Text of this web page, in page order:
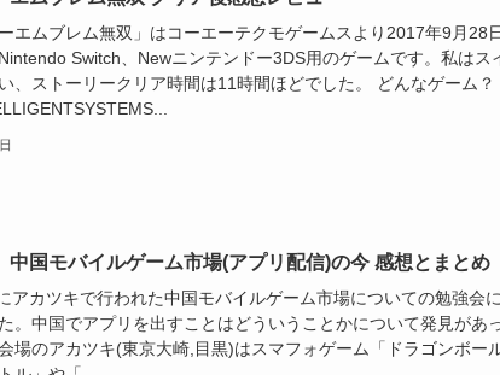
ーエムブレム無双」はコーエーテクモゲームスより2017年9月28
Switch、Newニンテンドー3DS用のゲームです。私はス
、ストーリークリア時間は11時間ほどでした。 どんなゲーム？
中国モバイルゲーム市場(アプリ配信)の今 感想とまとめ
アカツキで行われた中国モバイルゲーム市場についての勉強会
。中国でアプリを出すことはどういうことかについて発見があ
場のアカツキ(東京大崎,目黒)はスマフォゲーム「ドラゴンボー